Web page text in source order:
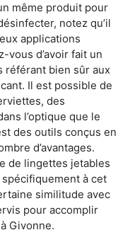
même produit pour
notez qu’il
applications
d’avoir fait un
référant bien sûr aux
Il est possible de
des
l’optique que le
des outils conçus en
d’avantages.
de lingettes jetables
à cet
similitude avec
pour accomplir
Givonne.